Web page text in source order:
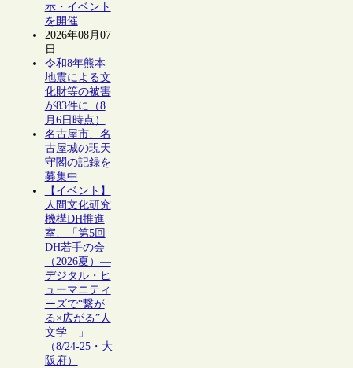
示・イベント
を開催
2026年08月07
日
令和8年熊本
地震による文
化財等の被害
が83件に（8
月6日時点）
名古屋市、名
古屋城の現天
守閣の記録を
募集中
【イベント】
人間文化研究
機構DH推進
室、「第5回
DH若手の会
（2026夏）―
デジタル・ヒ
ューマニティ
ーズで“繋が
る×広がる”人
文学―」
（8/24-25・大
阪府）